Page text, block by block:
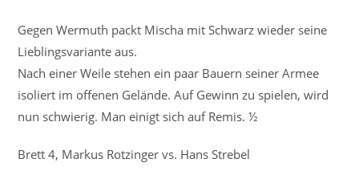
Gegen Wermuth packt Mischa mit Schwarz wieder seine
Lieblingsvariante aus.
Nach einer Weile stehen ein paar Bauern seiner Armee
isoliert im offenen Gelände. Auf Gewinn zu spielen, wird
nun schwierig. Man einigt sich auf Remis. ½
Brett 4, Markus Rotzinger vs. Hans Strebel